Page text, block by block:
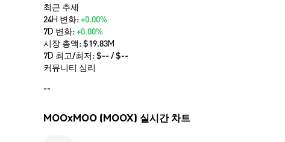
최근 추세
24H 변화:+0.00%
7D 변화:+0.00%
시장 총액:$19.83M
7D 최고/최저: $-- / $--
커뮤니티 심리
--
MOOxMOO (MOOX) 실시간 차트